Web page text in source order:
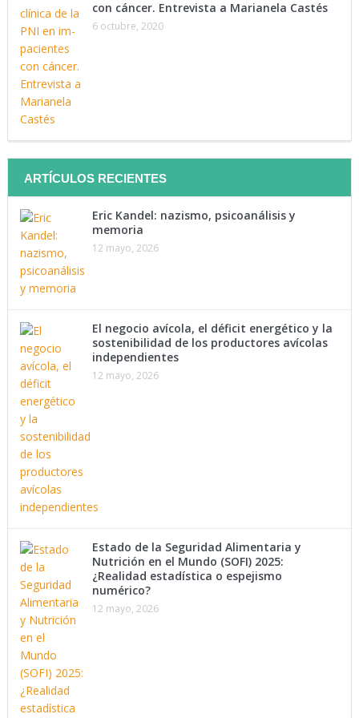
Tenemos como objetivo mantenerte instruido. Suscríbete a
nuestra lista y recibe directamente en tu correo lo último en
materia de salud.
con cáncer. Entrevista a Marianela Castés
6 octubre, 2020
ARTÍCULOS RECIENTES
Eric Kandel: nazismo, psicoanálisis y
memoria
12 mayo, 2026
El negocio avícola, el déficit energético y la
sostenibilidad de los productores avícolas
independientes
12 mayo, 2026
Estado de la Seguridad Alimentaria y
Nutrición en el Mundo (SOFI) 2025:
¿Realidad estadística o espejismo
numérico?
12 mayo, 2026